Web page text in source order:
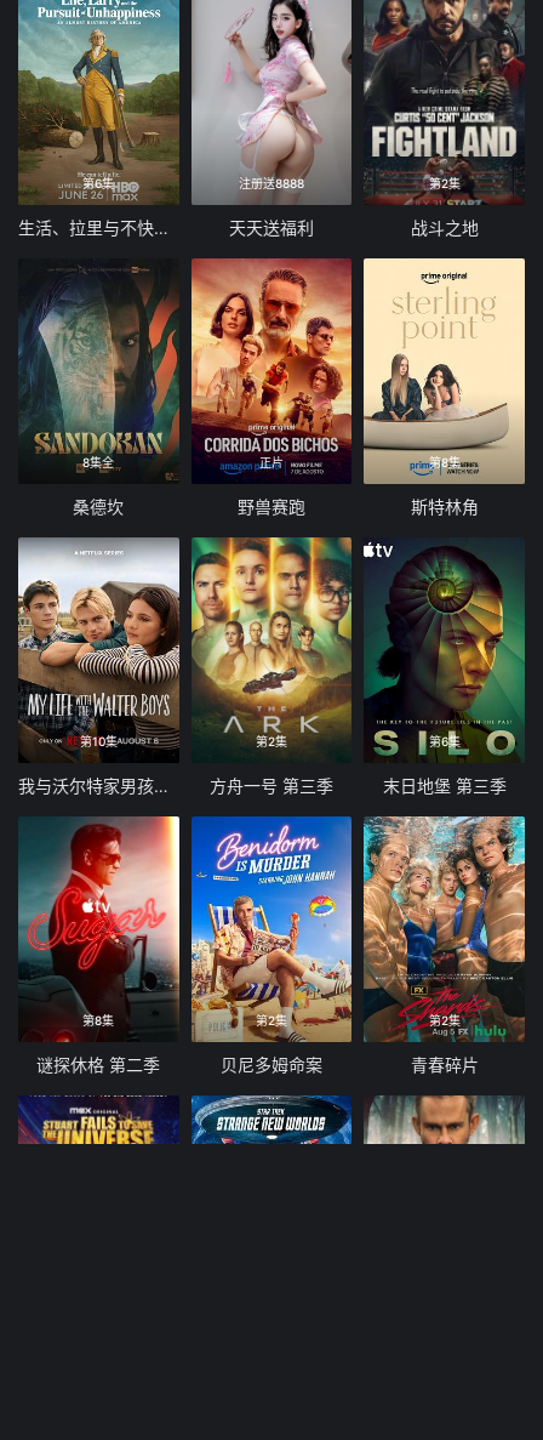
第6集
生活、拉里与不快乐的追求：一部美国史
注册送8888
天天送福利
第2集
战斗之地
8集全
桑德坎
正片
野兽赛跑
第8集
斯特林角
第10集
我与沃尔特家男孩的生活 第三季
第2集
方舟一号 第三季
第6集
末日地堡 第三季
第8集
谜探休格 第二季
第2集
贝尼多姆命案
第2集
青春碎片